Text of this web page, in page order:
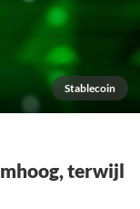
Stablecoin
terwijl